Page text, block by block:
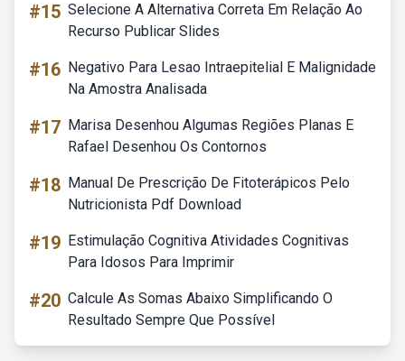
#15 Selecione A Alternativa Correta Em Relação Ao
Recurso Publicar Slides
#16 Negativo Para Lesao Intraepitelial E Malignidade
Na Amostra Analisada
#17 Marisa Desenhou Algumas Regiões Planas E
Rafael Desenhou Os Contornos
#18 Manual De Prescrição De Fitoterápicos Pelo
Nutricionista Pdf Download
#19 Estimulação Cognitiva Atividades Cognitivas
Para Idosos Para Imprimir
#20 Calcule As Somas Abaixo Simplificando O
Resultado Sempre Que Possível